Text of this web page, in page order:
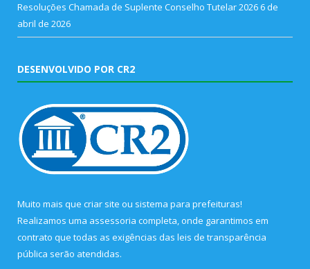
Resoluções Chamada de Suplente Conselho Tutelar 2026 6 de
abril de 2026
DESENVOLVIDO POR CR2
Muito mais que criar site ou sistema para prefeituras!
Realizamos uma assessoria completa, onde garantimos em
contrato que todas as exigências das leis de transparência
pública serão atendidas.